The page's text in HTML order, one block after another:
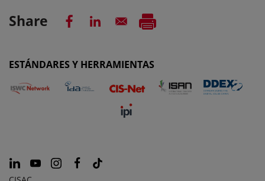
Share
ESTÁNDARES Y HERRAMIENTAS